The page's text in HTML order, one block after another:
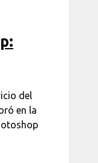
del
en la